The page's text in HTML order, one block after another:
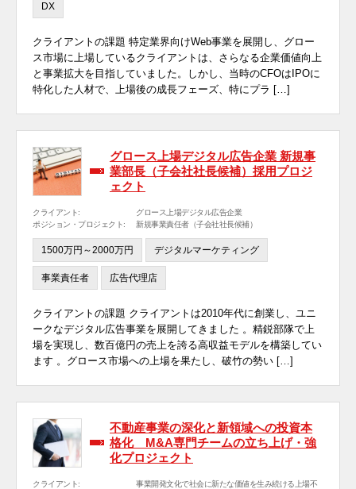
DX
クライアントの課題 特定業界向けWeb事業を展開し、グロー
ス市場に上場しているクライアントは、さらなる企業価値向上
と事業拡大を目指していました。しかし、当時のCFOはIPOに
特化した人材で、上場後の成長フェーズ、特にプラ […]
グロース上場デジタル広告企業 新規事
業部長（子会社社長候補）採用プロジ
ェクト
クライアント:
グロース上場デジタル広告企業
ポジション・プロジェクト:
新規事業責任者（子会社社長候補）
1500万円～2000万円 デジタルマーケティング
事業責任者 広告代理店
クライアントの課題 クライアントは2010年代に創業し、ユニ
ークなデジタル広告事業を展開してきました 。精鋭部隊で上
場を実現し、数百億円の売上を誇る高収益モデルを構築してい
ます 。グロース市場への上場を果たし、破竹の勢い […]
不動産事業の深化と新領域への投資本
格化 M&A専門チームの立ち上げ・強
化プロジェクト
クライアント:
事業開発文化で社会に新たな価値を生み続ける上場不